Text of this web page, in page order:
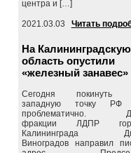
центра и […]
2021.03.03 Читать
На Калининградскую
область опустили
«железный занавес»
Сегодня покинуть
западную точку РФ
проблематично.
фракции ЛДПР
Калининграда
Виноградов направил